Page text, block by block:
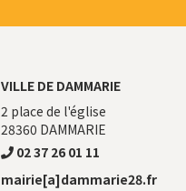
VILLE DE DAMMARIE
2 place de l'église
28360 DAMMARIE
02 37 26 01 11
mairie[a]dammarie28.fr